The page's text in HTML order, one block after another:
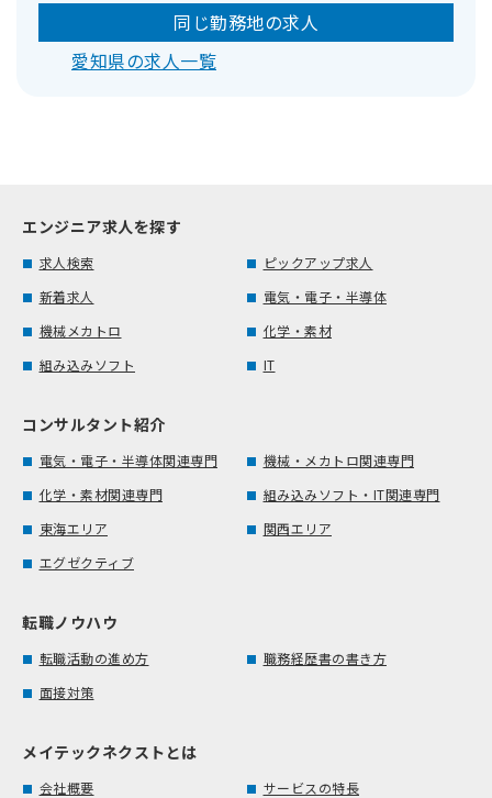
同じ勤務地の求人
愛知県の求人一覧
エンジニア求人を探す
求人検索
ピックアップ求人
新着求人
電気・電子・半導体
機械メカトロ
化学・素材
組み込みソフト
IT
コンサルタント紹介
電気・電子・半導体関連専門
機械・メカトロ関連専門
化学・素材関連専門
組み込みソフト・IT関連専門
東海エリア
関西エリア
エグゼクティブ
転職ノウハウ
転職活動の進め方
職務経歴書の書き方
面接対策
メイテックネクストとは
会社概要
サービスの特長